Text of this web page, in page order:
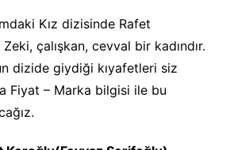
Kız dizisinde Rafet
Zeki, çalışkan, cevval bir kadındır.
dizide giydiği kıyafetleri siz
Fiyat – Marka bilgisi ile bu